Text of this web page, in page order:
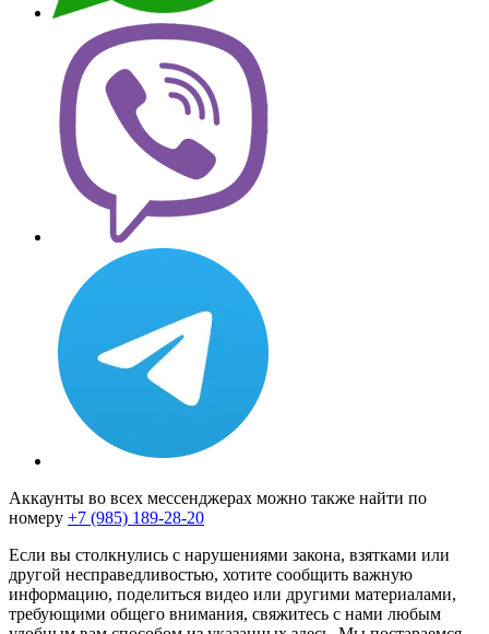
Аккаунты во всех мессенджерах можно также найти по
номеру +7 (985) 189-28-20
Если вы столкнулись с нарушениями закона, взятками или
другой несправедливостью, хотите сообщить важную
информацию, поделиться видео или другими материалами,
требующими общего внимания, свяжитесь с нами любым